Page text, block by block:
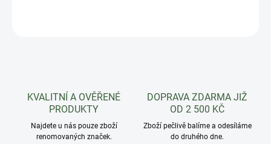
KVALITNÍ A OVĚŘENÉ
PRODUKTY
Najdete u nás pouze zboží
renomovaných značek.
DOPRAVA ZDARMA JIŽ
OD 2 500 KČ
Zboží pečlivě balíme a odesíláme
do druhého dne.